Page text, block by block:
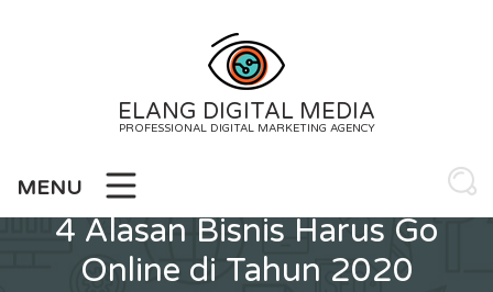
ELANG DIGITAL MEDIA
PROFESSIONAL DIGITAL MARKETING AGENCY
MENU
4 Alasan Bisnis Harus Go
Online di Tahun 2020